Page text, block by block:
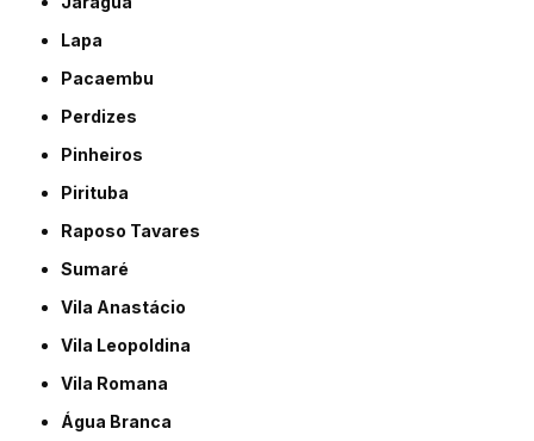
Lapa
Pacaembu
Perdizes
Pinheiros
Pirituba
Raposo Tavares
Sumaré
Vila Anastácio
Vila Leopoldina
Vila Romana
Água Branca